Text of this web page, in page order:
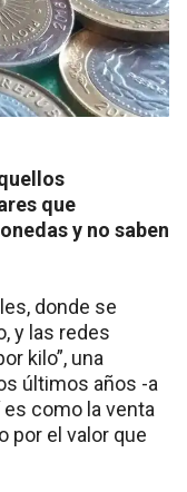
que
y no saben
donde se
y las redes
kilo”, una
últimos años -a
como la venta
por el valor que